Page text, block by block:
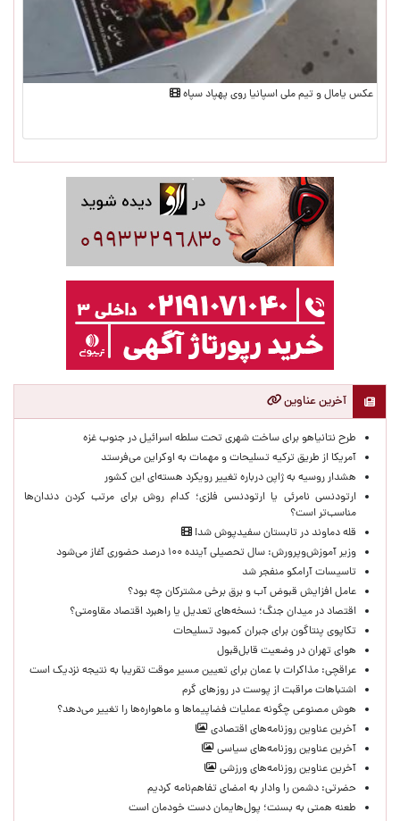
عکس یامال و تیم ملی اسپانیا روی پهپاد سپاه
آخرین عناوین
طرح نتانیاهو برای ساخت شهری تحت سلطه اسرائیل در جنوب غزه
آمریکا از طریق ترکیه تسلیحات و مهمات به اوکراین می‌فرستد
هشدار روسیه به ژاپن درباره تغییر رویکرد هسته‌ای این کشور
ارتودنسی نامرئی یا ارتودنسی فلزی؛ کدام روش برای مرتب کردن دندان‌ها
مناسب‌تر است؟
قله دماوند در تابستان سفیدپوش شد!
وزیر آموزش‌وپرورش: سال تحصیلی آینده ۱۰۰ درصد حضوری آغاز می‌شود
تاسیسات آرامکو منفجر شد
عامل افزایش قبوض آب و برق برخی مشترکان چه بود؟
اقتصاد در میدان جنگ؛ نسخه‌های تعدیل یا راهبرد اقتصاد مقاومتی؟
تکاپوی پنتاگون برای جبران کمبود تسلیحات
هوای تهران در وضعیت قابل‌قبول
عراقچی: مذاکرات با عمان برای تعیین مسیر موقت تقریبا به نتیجه نزدیک است
اشتباهات مراقبت از پوست در روزهای گرم
هوش مصنوعی چگونه عملیات فضاپیماها و ماهواره‌ها را تغییر می‌دهد؟
آخرین عناوین روزنامه‌های اقتصادی
آخرین عناوین روزنامه‌های سیاسی
آخرین عناوین روزنامه‌های ورزشی
حضرتی: دشمن را وادار به امضای تفاهم‌نامه کردیم
طعنه همتی به بسنت؛ پول‌هایمان دست خودمان است